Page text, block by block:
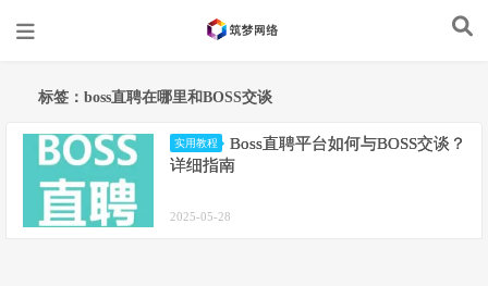
标签：boss直聘在哪里和BOSS交谈
实用教程
Boss直聘平台如何与BOSS交谈？
详细指南
2025-05-28